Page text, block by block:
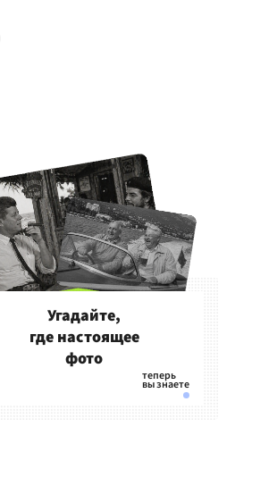
Угадайте,
где настоящее
фото